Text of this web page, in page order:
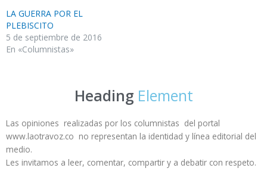
LA GUERRA POR EL
PLEBISCITO
5 de septiembre de 2016
En «Columnistas»
Heading Element
Las opiniones realizadas por los columnistas del portal
www.laotravoz.co no representan la identidad y línea editorial del
medio.
Les invitamos a leer, comentar, compartir y a debatir con respeto.